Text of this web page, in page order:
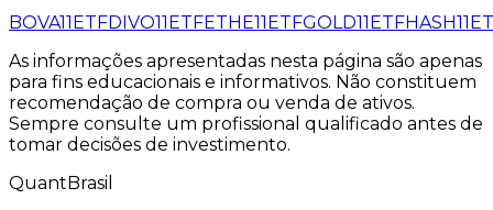
BOVA11 ETFDIVO11 ETFETHE11 ETFGOLD11 ETFHASH11
As informações apresentadas nesta página são apenas
para fins educacionais e informativos. Não constituem
recomendação de compra ou venda de ativos.
Sempre consulte um profissional qualificado antes de
tomar decisões de investimento.
QuantBrasil